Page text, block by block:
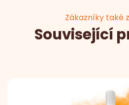
Zákazníky také
Související